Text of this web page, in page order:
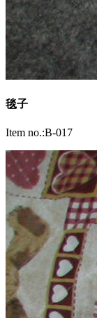
毯子
Item no.:B-017